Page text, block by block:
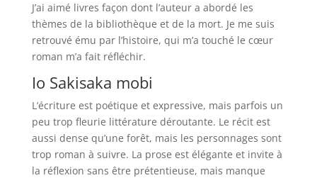
J’ai aimé livres façon dont l’auteur a abordé les
thèmes de la bibliothèque et de la mort. Je me suis
retrouvé ému par l’histoire, qui m’a touché le cœur
roman m’a fait réfléchir.
Io Sakisaka mobi
L’écriture est poétique et expressive, mais parfois un
peu trop fleurie littérature déroutante. Le récit est
aussi dense qu’une forêt, mais les personnages sont
trop roman à suivre. La prose est élégante et invite à
la réflexion sans être prétentieuse, mais manque